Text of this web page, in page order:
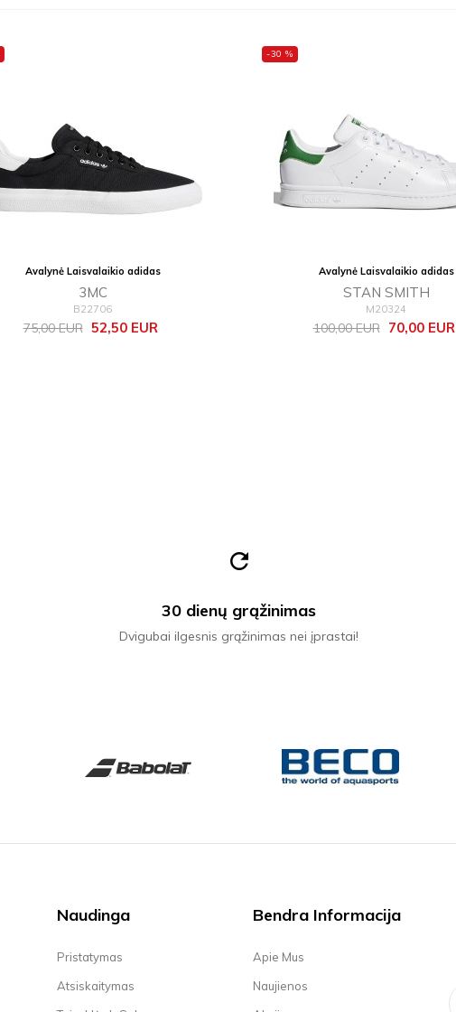
Avalynė Laisvalaikio adidas
3MC
B22706
Bazinė
75,00 EUR Kaina
52,50 EUR
-30 %
Avalynė Laisvalaikio adidas
STAN SMITH
M20324
Bazinė
100,00 EUR Kaina
70,00 EUR
refresh
30 dienų grąžinimas
Dvigubai ilgesnis grąžinimas nei įprastai!
Naudinga
Pristatymas
Atsiskaitymas
Bendra Informacija
Apie Mus
Naujienos